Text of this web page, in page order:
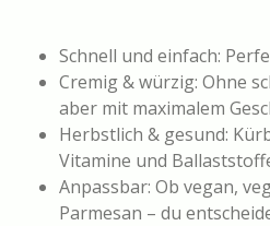
Schnell und einfach:
Cremig & würzig: Ohne
aber mit maximalem
Herbstlich & gesund:
Vitamine und
Anpassbar: Ob vegan,
Parmesan – du